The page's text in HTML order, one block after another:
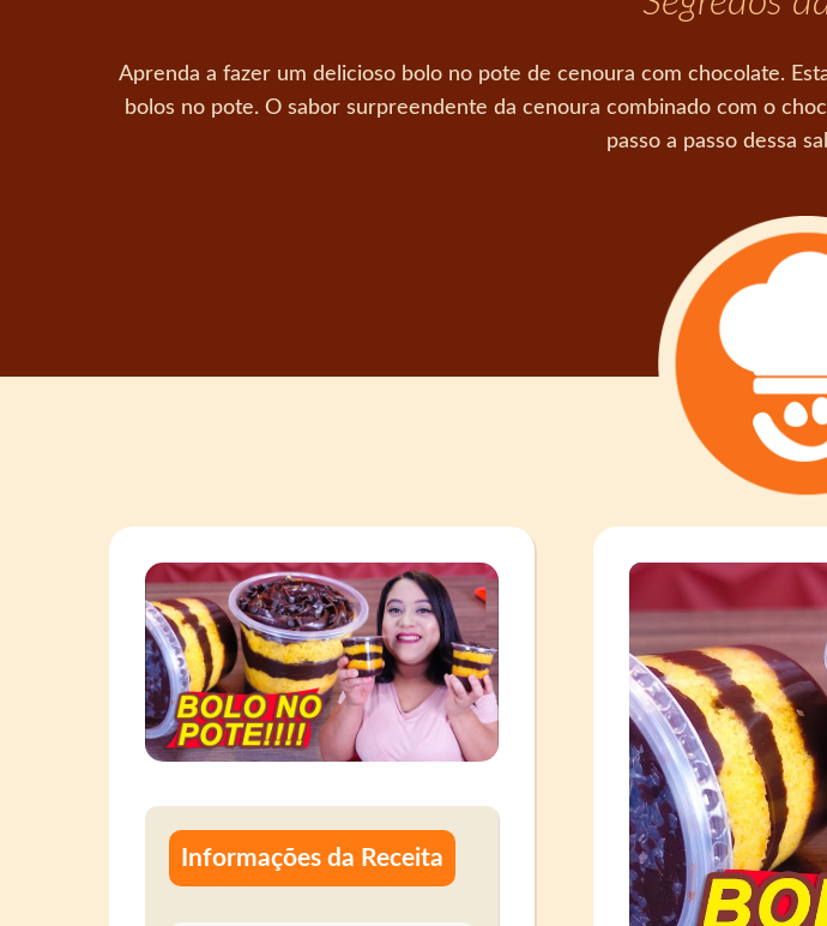
Aprenda a fazer um delicioso bolo no pote de cenoura com chocolate.
bolos no pote. O sabor surpreendente da cenoura combinado com o
passo a passo dessa
Informações da Receita